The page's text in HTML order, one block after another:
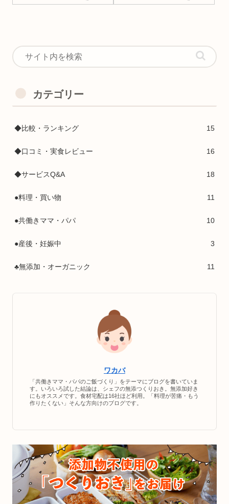
カテゴリー
◆比較・ランキング 15
◆口コミ・実食レビュー 16
◆サービスQ&A 18
●料理・買い物 11
●共働きママ・パパ 10
●産後・妊娠中 3
♣無添加・オーガニック 11
ワカバ
「共働きママ・パパのご飯づくり」をテーマにブログを書いていま
す。いろいろ試した結論は、シェフの無添つくりおき。無添加好き
にもオススメです。食材宅配は16社ほど利用。「料理が苦痛・もう
作りたくない」そんな方向けのブログです。